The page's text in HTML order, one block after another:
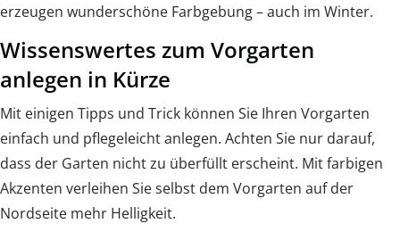
erzeugen wunderschöne Farbgebung – auch im Winter.
Wissenswertes zum Vorgarten
anlegen in Kürze
Mit einigen Tipps und Trick können Sie Ihren Vorgarten
einfach und pflegeleicht anlegen. Achten Sie nur darauf,
dass der Garten nicht zu überfüllt erscheint. Mit farbigen
Akzenten verleihen Sie selbst dem Vorgarten auf der
Nordseite mehr Helligkeit.